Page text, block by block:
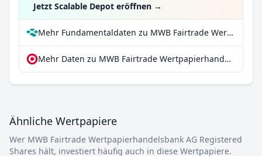
Jetzt Scalable Depot eröffnen →
Mehr Fundamentaldaten zu MWB Fairtrade Wertpapierhandelsbank AG Registered Shares bei Parqet
Mehr Daten zu MWB Fairtrade Wertpapierhandelsbank AG Registered Shares bei extraETF
Ähnliche Wertpapiere
Wer MWB Fairtrade Wertpapierhandelsbank AG Registered
Shares hält, investiert häufig auch in diese Wertpapiere.